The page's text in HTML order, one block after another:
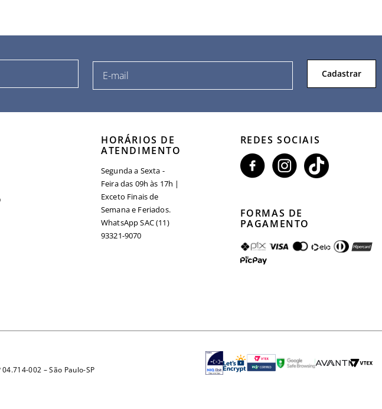
Cadastrar
HORÁRIOS DE
ATENDIMENTO
Segunda a Sexta -
Feira das 09h às 17h |
Exceto Finais de
Semana e Feriados.
WhatsApp SAC (11)
93321-9070
REDES SOCIAIS
FORMAS DE
PAGAMENTO
002 – São Paulo-SP